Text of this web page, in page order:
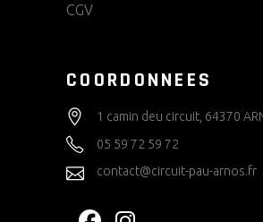
CGV
COORDONNEES
1 camin deu circuit, 64370
05 59 72 59 72
contact@circuit-pau-arnos.fr